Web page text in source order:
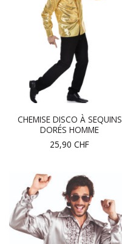
CHEMISE DISCO À SEQUINS
DORÉS HOMME
25,90 CHF